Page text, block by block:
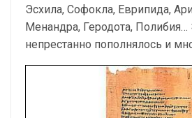
Эсхила, Софокла, Еврипида,
Менандра, Геродота, Полибия…
непрестанно пополнялось и